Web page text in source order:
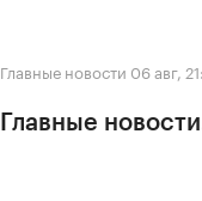
Главные новости 06 авг,
Главные